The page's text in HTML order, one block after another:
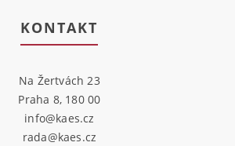
KONTAKT
Na Žertvách 23
Praha 8, 180 00
info@kaes.cz
rada@kaes.cz